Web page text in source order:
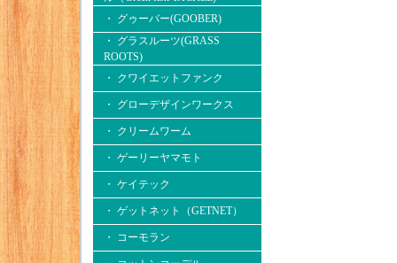
・ グゥーバー(GOOBER)
・ グラスルーツ(GRASS
ROOTS)
・ クワイエットファンク
・ グローデザインワークス
・ クリームワーム
・ ゲーリーヤマモト
・ ケイテック
・ ゲットネット（GETNET）
・ コーモラン